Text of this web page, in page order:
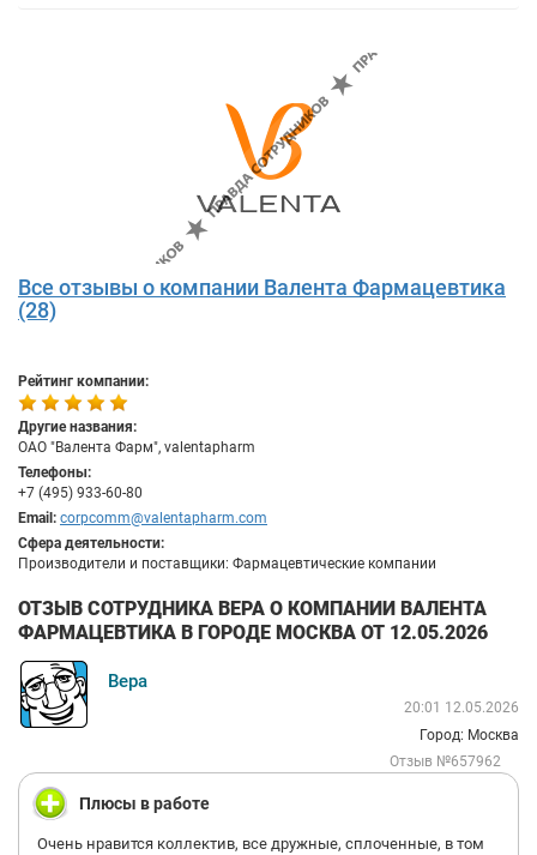
Все отзывы о компании Валента Фармацевтика
(28)
Рейтинг компании:
Другие названия:
ОАО "Валента Фарм", valentapharm
Телефоны:
+7 (495) 933-60-80
Email: corpcomm@valentapharm.com
Сфера деятельности:
Производители и поставщики: Фармацевтические компании
ОТЗЫВ СОТРУДНИКА ВЕРА О КОМПАНИИ ВАЛЕНТА
ФАРМАЦЕВТИКА В ГОРОДЕ МОСКВА ОТ 12.05.2026
Вера
20:01 12.05.2026
Город: Москва
Отзыв №657962
Плюсы в работе
Очень нравится коллектив, все дружные, сплоченные, в том